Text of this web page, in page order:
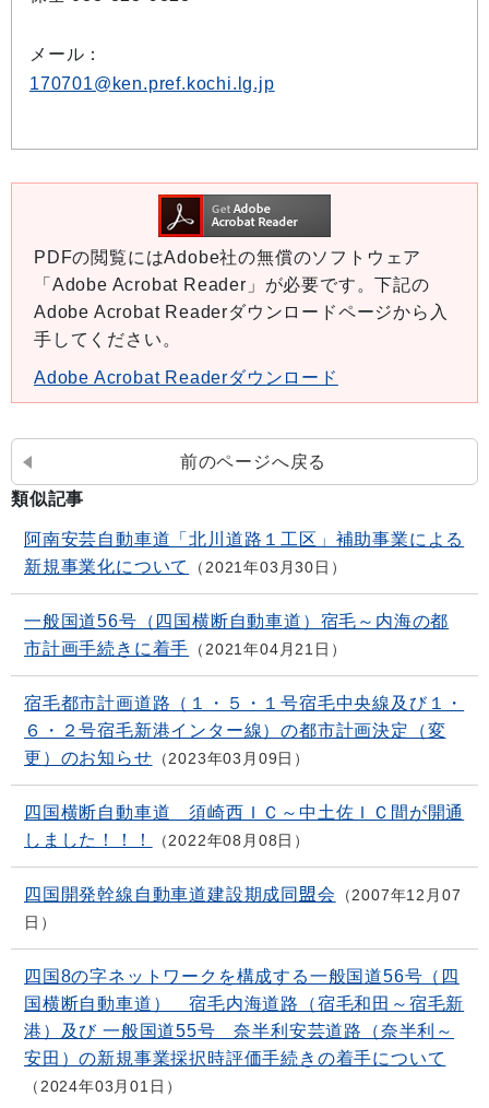
メール：
170701@ken.pref.kochi.lg.jp
PDFの閲覧にはAdobe社の無償のソフトウェア
「Adobe Acrobat Reader」が必要です。下記の
Adobe Acrobat Readerダウンロードページから入
手してください。
Adobe Acrobat Readerダウンロード
前のページへ戻る
類似記事
阿南安芸自動車道「北川道路１工区」補助事業による
新規事業化について
2021年03月30日
一般国道56号（四国横断自動車道）宿毛～内海の都
市計画手続きに着手
2021年04月21日
宿毛都市計画道路（１・５・１号宿毛中央線及び１・
６・２号宿毛新港インター線）の都市計画決定（変
更）のお知らせ
2023年03月09日
四国横断自動車道 須崎西ＩＣ～中土佐ＩＣ間が開通
しました！！！
2022年08月08日
四国開発幹線自動車道建設期成同盟会
2007年12月07
日
四国8の字ネットワークを構成する一般国道56号（四
国横断自動車道） 宿毛内海道路（宿毛和田～宿毛新
港）及び 一般国道55号 奈半利安芸道路（奈半利～
安田）の新規事業採択時評価手続きの着手について
2024年03月01日